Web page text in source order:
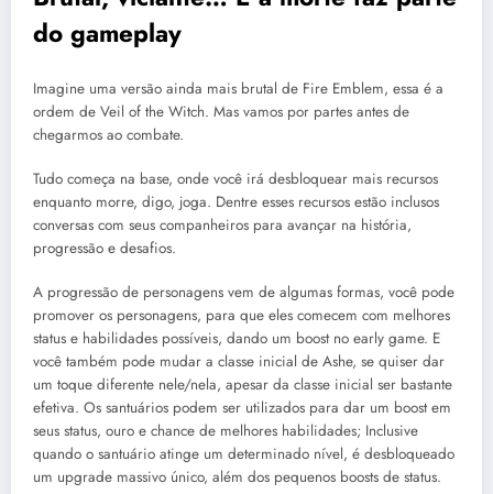
do gameplay
Imagine uma versão ainda mais brutal de Fire Emblem, essa é a
ordem de Veil of the Witch. Mas vamos por partes antes de
chegarmos ao combate.
Tudo começa na base, onde você irá desbloquear mais recursos
enquanto morre, digo, joga. Dentre esses recursos estão inclusos
conversas com seus companheiros para avançar na história,
progressão e desafios.
A progressão de personagens vem de algumas formas, você pode
promover os personagens, para que eles comecem com melhores
status e habilidades possíveis, dando um boost no early game. E
você também pode mudar a classe inicial de Ashe, se quiser dar
um toque diferente nele/nela, apesar da classe inicial ser bastante
efetiva. Os santuários podem ser utilizados para dar um boost em
seus status, ouro e chance de melhores habilidades; Inclusive
quando o santuário atinge um determinado nível, é desbloqueado
um upgrade massivo único, além dos pequenos boosts de status.